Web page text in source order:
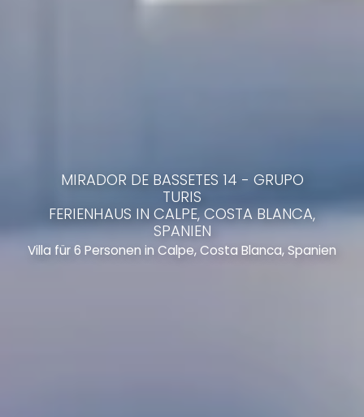
MIRADOR DE BASSETES 14 - GRUPO
TURIS
FERIENHAUS IN CALPE, COSTA BLANCA,
SPANIEN
Villa für 6 Personen in Calpe, Costa Blanca, Spanien